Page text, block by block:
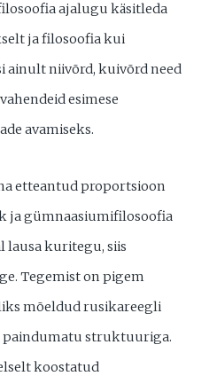
ajalugu käsitleda
ja filosoofia kui
ainult niivõrd, kuivõrd need
esimese
avamiseks.
etteantud proportsioon
ja gümnaasiumifilosoofia
lausa kuritegu, siis
Tegemist on pigem
mõeldud rusikareegli
struktuuriga.
koostatud